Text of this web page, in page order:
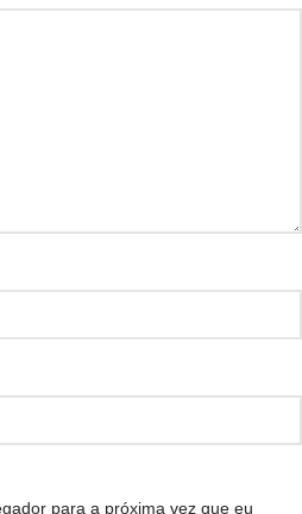
para a próxima vez que eu